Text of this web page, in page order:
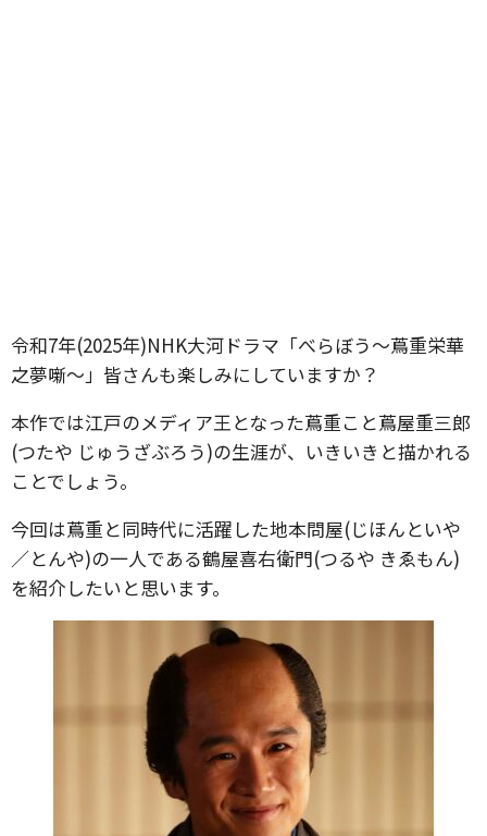
令和7年(2025年)NHK大河ドラマ「べらぼう～蔦重栄華
之夢噺～」皆さんも楽しみにしていますか？
本作では江戸のメディア王となった蔦重こと蔦屋重三郎
(つたや じゅうざぶろう)の生涯が、いきいきと描かれる
ことでしょう。
今回は蔦重と同時代に活躍した地本問屋(じほんといや
／とんや)の一人である鶴屋喜右衛門(つるや きゑもん)
を紹介したいと思います。